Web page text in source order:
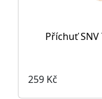
Příchuť SNV
259 Kč